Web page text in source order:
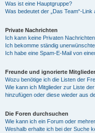
Was ist eine Hauptgruppe?
Was bedeutet der „Das Team“-
Private Nachrichten
Ich kann keine Privaten
Ich bekomme ständig
Ich habe eine Spam-E-Mail von
Freunde und ignorierte Mitglieder
Wozu benötige ich die Listen der
Wie kann ich Mitglieder zur Liste
hinzufügen oder diese wieder aus
Die Foren durchsuchen
Wie kann ich ein Forum oder
Weshalb erhalte ich bei der Suche